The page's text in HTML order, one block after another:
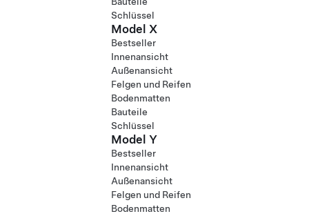
Schlüssel
Model X
Bestseller
Innenansicht
Außenansicht
Felgen und Reifen
Bodenmatten
Bauteile
Schlüssel
Model Y
Bestseller
Innenansicht
Außenansicht
Felgen und Reifen
Bodenmatten